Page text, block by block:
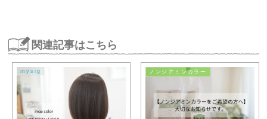
関連記事はこちら
mysig ノンジアミンカラー